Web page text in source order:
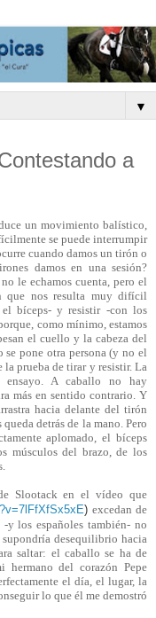
▼
a
un movimiento balístico,
se puede interrumpir
cuando damos un tirón o
damos en una sesión?
le echamos cuenta, pero el
que nos resulta muy difícil
bíceps- y resistir -con los
como mínimo, estamos
el cuello y la cabeza del
pone otra persona (y no el
la prueba de tirar y resistir. La
A caballo no hay
más en sentido contrario. Y
hacia delante del tirón
detrás de la mano. Pero
aplomado, el bíceps
músculos del brazo, de los
Slootack en el vídeo que
) excedan de
y los españoles también- no
desequilibrio hacia
saltar: el caballo se ha de
del corazón Pepe
el día, el lugar, la
lo que él me demostró